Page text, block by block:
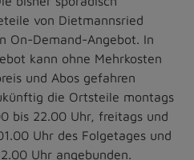
von Dietmannsried
On-Demand-Angebot. In
kann ohne Mehrkosten
und Abos gefahren
die Ortsteile montags
bis 22.00 Uhr, freitags und
Uhr des Folgetages und
Uhr angebunden.